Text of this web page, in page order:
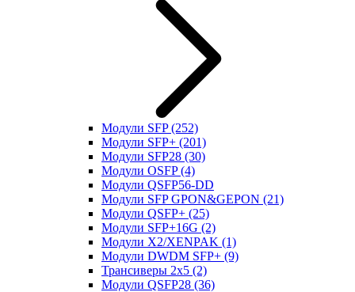
Модули SFP(252)
Модули SFP+ (201)
Модули SFP28 (30)
Модули OSFP(4)
Модули QSFP56-DD
Модули SFP GPON&GEPON (21)
Модули QSFP+ (25)
Модули SFP+16G (2)
Модули X2/XENPAK (1)
Модули DWDM SFP+ (9)
Трансиверы 2x5 (2)
Модули QSFP28 (36)